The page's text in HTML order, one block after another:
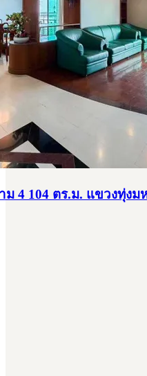
4 104 ตร.ม. แขวงทุ่งม